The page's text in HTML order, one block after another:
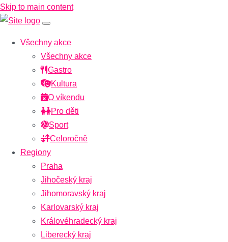
Skip to main content
Všechny akce
Všechny akce
Gastro
Kultura
O víkendu
Pro děti
Sport
Celoročně
Regiony
Praha
Jihočeský kraj
Jihomoravský kraj
Karlovarský kraj
Královéhradecký kraj
Liberecký kraj